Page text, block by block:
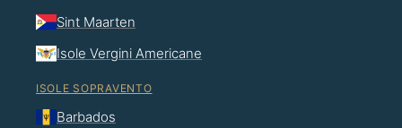
Sint Maarten
Isole Vergini Americane
ISOLE SOPRAVENTO
Barbados